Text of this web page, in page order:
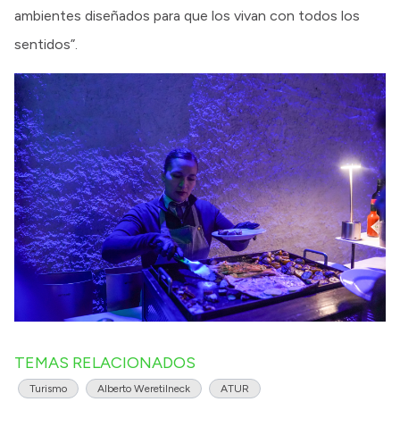
ambientes diseñados para que los vivan con todos los
sentidos”.
TEMAS RELACIONADOS
Turismo Alberto Weretilneck ATUR